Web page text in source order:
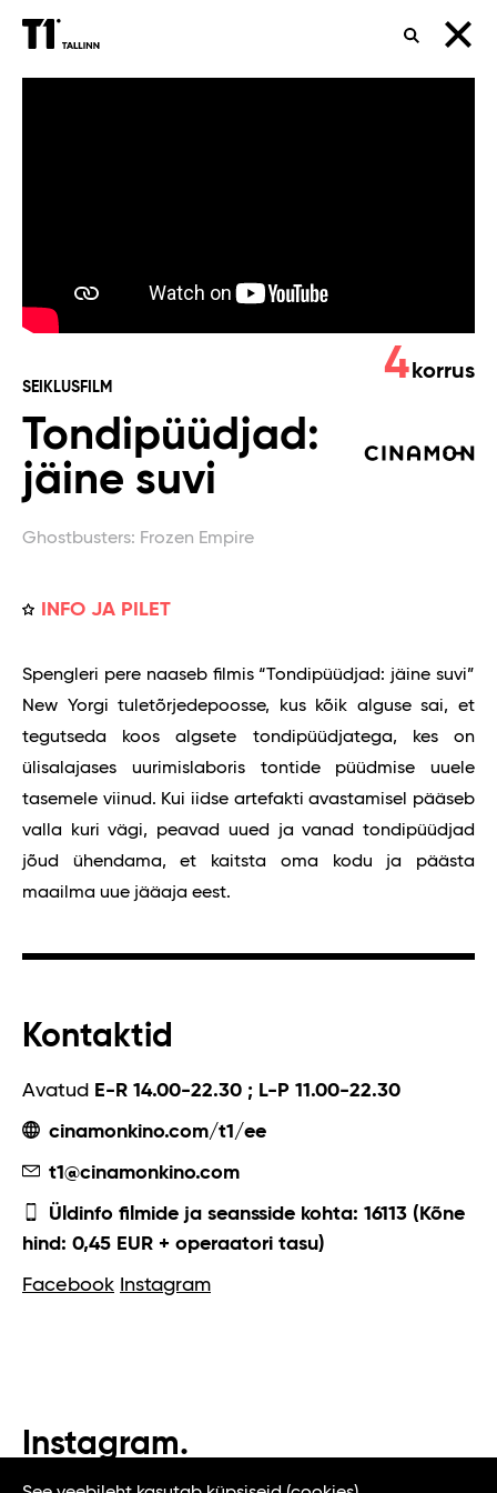
OTSING
SEIKLUSFILM
Tondipüüdjad:
jäine suvi
Ghostbusters: Frozen Empire
INFO JA PILET
4 korrus
Spengleri pere naaseb filmis “Tondipüüdjad: jäine suvi”
New Yorgi tuletõrjedepoosse, kus kõik alguse sai, et
tegutseda koos algsete tondipüüdjatega, kes on
ülisalajases uurimislaboris tontide püüdmise uuele
tasemele viinud. Kui iidse artefakti avastamisel pääseb
valla kuri vägi, peavad uued ja vanad tondipüüdjad
jõud ühendama, et kaitsta oma kodu ja päästa
maailma uue jääaja eest.
Kontaktid
Avatud E-R 14.00-22.30 ; L-P 11.00-22.30
cinamonkino.com/t1/ee
t1@cinamonkino.com
Üldinfo filmide ja seansside kohta: 16113 (Kõne
hind: 0,45 EUR + operaatori tasu)
Facebook Instagram
Instagram.
#t1tallinn #tasteoftallinn